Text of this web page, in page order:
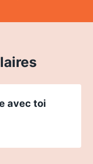
avec toi